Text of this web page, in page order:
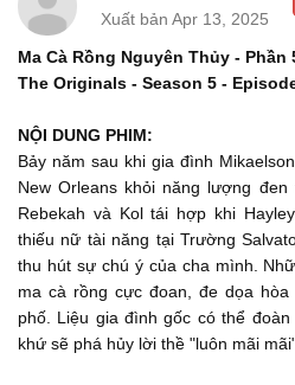
And with that,
Và vì vậy
you'll be at peace yourself.
cậu cũng tìm được bình yên cho
Should we expect your brother?
Chúng ta có nên đợi em trai cô
Roman knows that he's not
Roman biết thằng bé không được
in this city, after the part he
Xuất bản Apr 13, 2025
Ma Cà Rồng Nguyên Thủy - Phần
The Originals - Season 5 -
NỘI DUNG PHIM:
Bảy năm sau khi gia đình
New Orleans khỏi năng lượng đen
Rebekah và Kol tái hợp khi
thiếu nữ tài năng tại Trường
thu hút sự chú ý của cha mình.
ma cà rồng cực đoan, đe dọa
phố. Liệu gia đình gốc có thể
khứ sẽ phá hủy lời thề "luôn mãi